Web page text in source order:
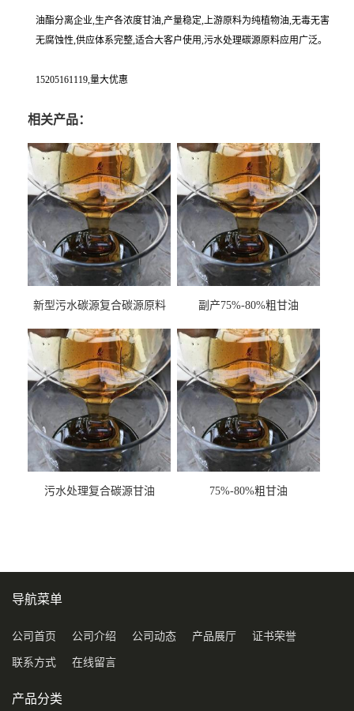
油酯分离企业,生产各浓度甘油,产量稳定,上游原料为纯植物油,无毒无害
无腐蚀性,供应体系完整,适合大客户使用,污水处理碳源原料应用广泛。
15205161119,量大优惠
相关产品：
新型污水碳源复合碳源原料
副产75%-80%粗甘油
污水处理复合碳源甘油
75%-80%粗甘油
导航菜单
公司首页 公司介绍 公司动态 产品展厅 证书荣誉
联系方式 在线留言
产品分类